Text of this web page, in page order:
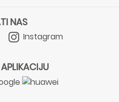
NAS
Instagram